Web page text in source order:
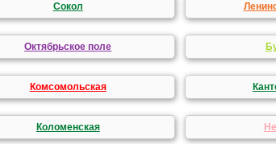
Сокол
Октябрьское поле
Комсомольская
Коломенская